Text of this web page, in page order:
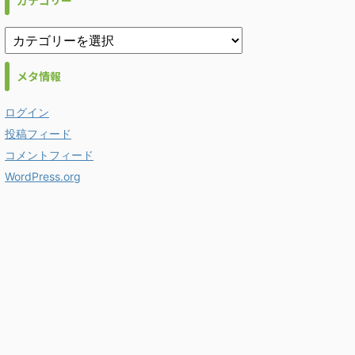
メタ情報
ログイン
投稿フィード
コメントフィード
WordPress.org